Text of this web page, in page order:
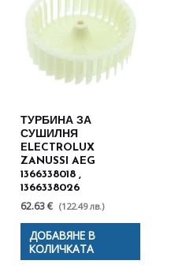
ТУРБИНА ЗА
СУШИЛНЯ
ELECTROLUX
ZANUSSI AEG
1366338018 ,
1366338026
62.63 € (122.49 лв.)
ДОБАВЯНЕ В
КОЛИЧКАТА